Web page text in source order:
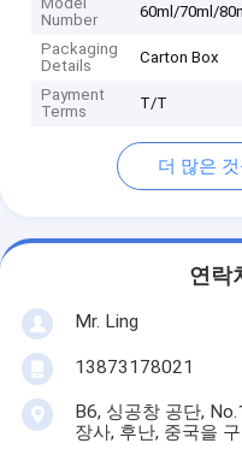
Number
60ml/70ml/
Packaging
Details
Carton Box
Payment
Terms
T/T
더 많은
연락
Mr. Ling
13873178021
B6, 싱공창 공단,
장사, 후난, 중국을